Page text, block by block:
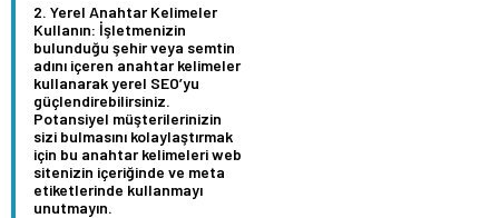
Yerel Anahtar Kelimeler
Kullanın: İşletmenizin
bulunduğu şehir veya semtin
adını içeren anahtar kelimeler
kullanarak yerel SEO’yu
güçlendirebilirsiniz.
Potansiyel müşterilerinizin
sizi bulmasını kolaylaştırmak
için bu anahtar kelimeleri web
sitenizin içeriğinde ve meta
etiketlerinde kullanmayı
unutmayın.